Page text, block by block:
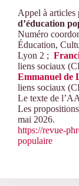
Appel à articles
d’éducation
Numéro
Éducation,
Lyon 2 ;
liens sociaux
Emmanuel de
liens sociaux
Le texte de
Les
mai 2026.
https://revue-
populaire